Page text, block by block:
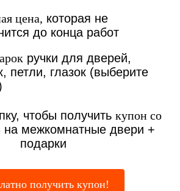
цена, которая не
до конца работ
ручки для дверей,
петли, глазок (выберите
чтобы получить купон со
на межкомнатные двери +
подарки
получить купон!